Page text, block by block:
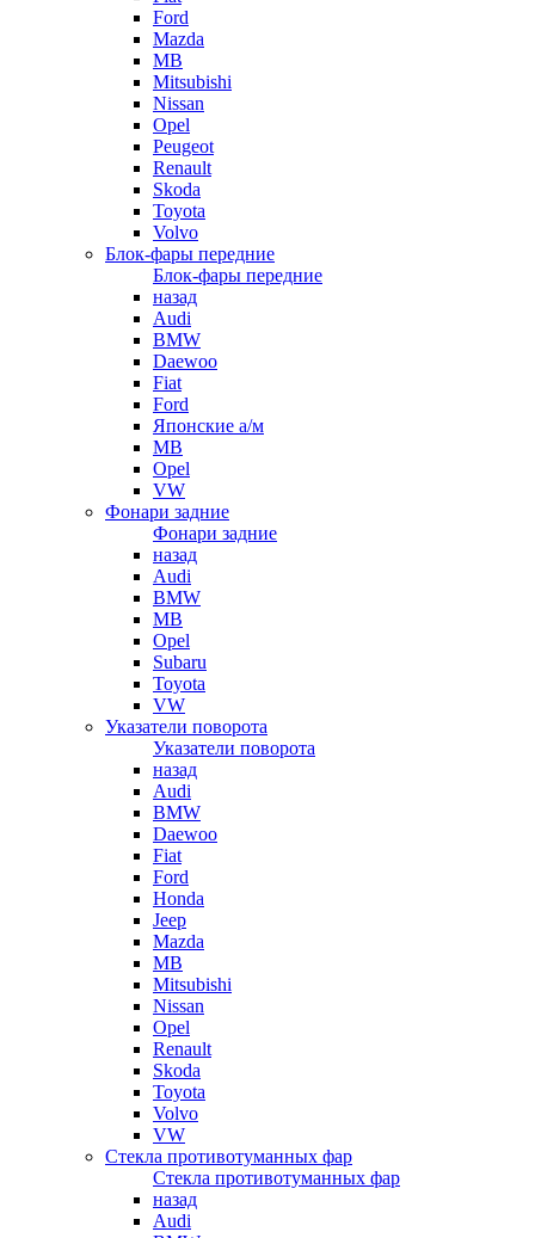
Ford
Mazda
MB
Mitsubishi
Nissan
Opel
Peugeot
Renault
Skoda
Toyota
Volvo
Блок-фары передние
Блок-фары передние
назад
Audi
BMW
Daewoo
Fiat
Ford
Японские а/м
MB
Opel
VW
Фонари задние
Фонари задние
назад
Audi
BMW
MB
Opel
Subaru
Toyota
VW
Указатели поворота
Указатели поворота
назад
Audi
BMW
Daewoo
Fiat
Ford
Honda
Jeep
Mazda
MB
Mitsubishi
Nissan
Opel
Renault
Skoda
Toyota
Volvo
VW
Стекла противотуманных фар
Стекла противотуманных фар
назад
Audi